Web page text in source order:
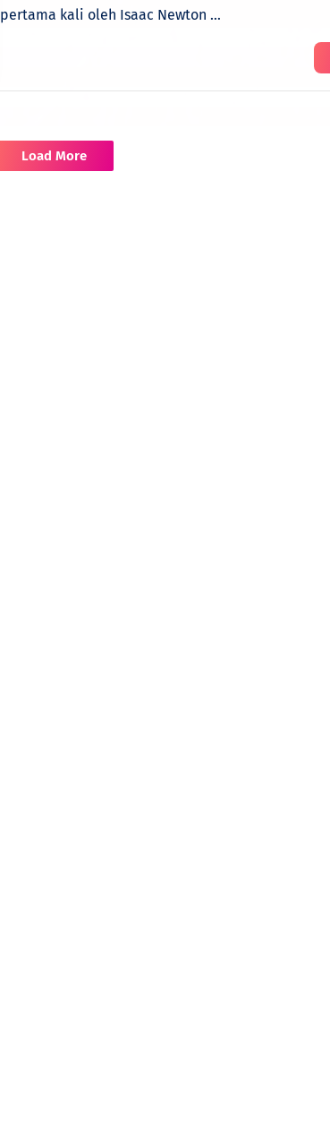
pertama kali oleh Isaac Newton …
Load More